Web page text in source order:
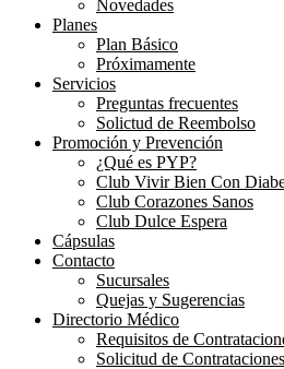
Novedades
Planes
Plan Básico
Próximamente
Servicios
Preguntas frecuentes
Solictud de Reembolso
Promoción y Prevención
¿Qué es PYP?
Club Vivir Bien Con
Club Corazones Sanos
Club Dulce Espera
Cápsulas
Contacto
Sucursales
Quejas y Sugerencias
Directorio Médico
Requisitos de
Solicitud de